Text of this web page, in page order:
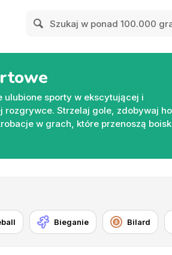
ulubione sporty w ekscytującej i
rozgrywce. Strzelaj gole, zdobywaj
w grach, które przenoszą
Bieganie Bilard